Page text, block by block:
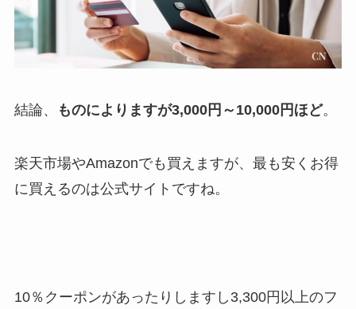
結論、 ものによりますが3,000円～10,000円ほど。
楽天市場やAmazonでも買えますが、最も安くお得
に買えるのは公式サイトですね。
10％クーポンがあったりしますし3,300円以上のフ